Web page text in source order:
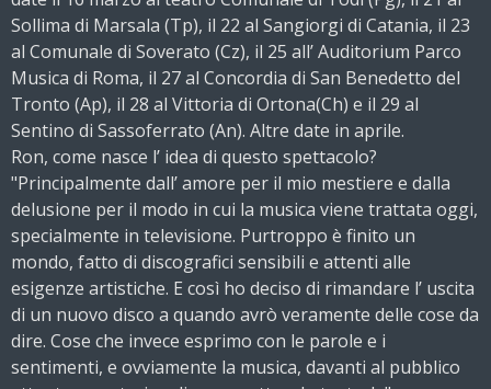
Sollima di Marsala (Tp), il 22 al Sangiorgi di Catania, il 23
al Comunale di Soverato (Cz), il 25 all’ Auditorium Parco
Musica di Roma, il 27 al Concordia di San Benedetto del
Tronto (Ap), il 28 al Vittoria di Ortona(Ch) e il 29 al
Sentino di Sassoferrato (An). Altre date in aprile.
Ron, come nasce l’ idea di questo spettacolo?
"Principalmente dall’ amore per il mio mestiere e dalla
delusione per il modo in cui la musica viene trattata oggi,
specialmente in televisione. Purtroppo è finito un
mondo, fatto di discografici sensibili e attenti alle
esigenze artistiche. E così ho deciso di rimandare l’ uscita
di un nuovo disco a quando avrò veramente delle cose da
dire. Cose che invece esprimo con le parole e i
sentimenti, e ovviamente la musica, davanti al pubblico